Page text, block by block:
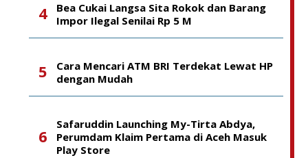
Bea Cukai Langsa Sita Rokok dan Barang
Impor Ilegal Senilai Rp 5 M
Cara Mencari ATM BRI Terdekat Lewat HP
dengan Mudah
Safaruddin Launching My-Tirta Abdya,
Perumdam Klaim Pertama di Aceh Masuk
Play Store